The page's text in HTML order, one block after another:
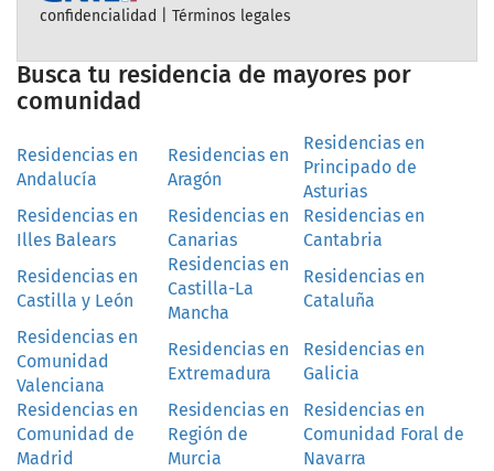
confidencialidad
Términos legales
Busca tu residencia de mayores por
comunidad
Residencias en
Andalucía
Residencias en
Aragón
Residencias en
Principado de
Asturias
Residencias en
Illes Balears
Residencias en
Canarias
Residencias en
Cantabria
Residencias en
Castilla y León
Residencias en
Castilla-La
Mancha
Residencias en
Cataluña
Residencias en
Comunidad
Valenciana
Residencias en
Extremadura
Residencias en
Galicia
Residencias en
Comunidad de
Madrid
Residencias en
Región de
Murcia
Residencias en
Comunidad Foral de
Navarra